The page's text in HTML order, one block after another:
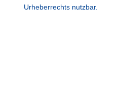
Urheberrechts nutzbar.